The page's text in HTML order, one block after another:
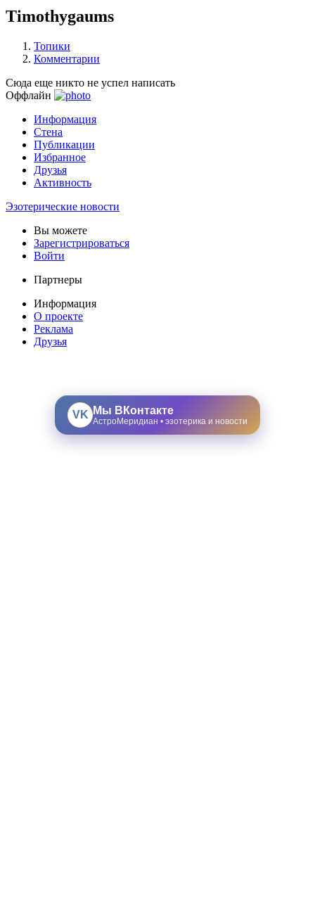
Timothygaums
Топики
Комментарии
Сюда еще никто не успел написать
Оффлайн
Информация
Стена
Публикации
Избранное
Друзья
Активность
Эзотерические новости
Вы можете
Зарегистрироваться
Войти
Партнеры
Информация
О проекте
Реклама
Друзья
VK Мы ВКонтакте
АстроМеридиан • эзотерика и новости